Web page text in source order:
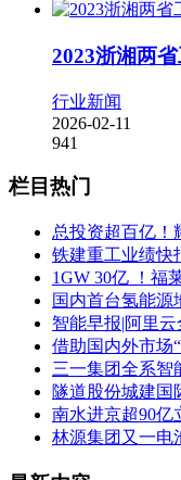
2023浙湘两
行业新闻
2026-02-11
941
栏目热门
总投资超百亿！
铁建重工业绩快
1GW 30亿 ！福
国内首台氢能源
智能早报|阿里
借助国内外市场
三一集团全系智
隧道股份城建国
南水进京超90亿
林源集团又一电